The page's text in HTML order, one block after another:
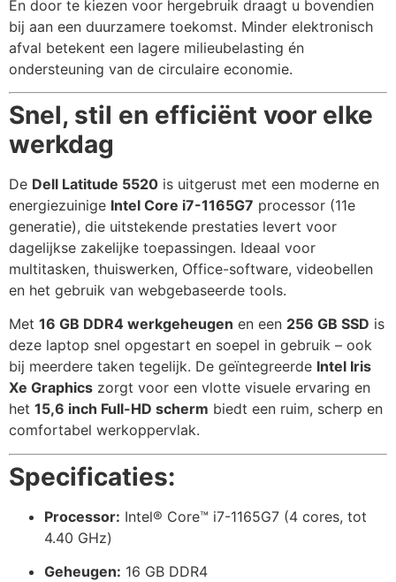
En door te kiezen voor hergebruik draagt u bovendien
bij aan een duurzamere toekomst. Minder elektronisch
afval betekent een lagere milieubelasting én
ondersteuning van de circulaire economie.
Snel, stil en efficiënt voor elke
werkdag
De Dell Latitude 5520 is uitgerust met een moderne en
energiezuinige Intel Core i7-1165G7 processor (11e
generatie), die uitstekende prestaties levert voor
dagelijkse zakelijke toepassingen. Ideaal voor
multitasken, thuiswerken, Office-software, videobellen
en het gebruik van webgebaseerde tools.
Met 16 GB DDR4 werkgeheugen en een 256 GB SSD is
deze laptop snel opgestart en soepel in gebruik – ook
bij meerdere taken tegelijk. De geïntegreerde Intel Iris
Xe Graphics zorgt voor een vlotte visuele ervaring en
het 15,6 inch Full-HD scherm biedt een ruim, scherp en
comfortabel werkoppervlak.
Specificaties:
Processor: Intel® Core™ i7-1165G7 (4 cores, tot
4.40 GHz)
Geheugen: 16 GB DDR4